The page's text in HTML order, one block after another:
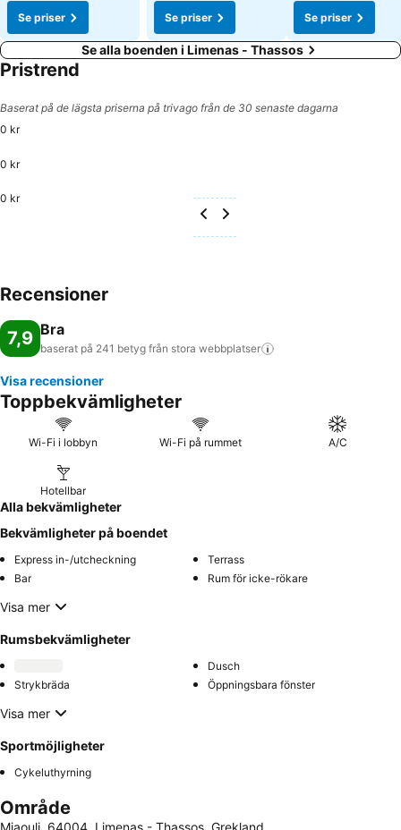
Se priser
Se priser
Se priser
Se alla boenden i Limenas - Thassos
Pristrend
Baserat på de lägsta priserna på trivago från de 30 senaste dagarna
0 kr
0 kr
0 kr
Recensioner
7,9 Bra
baserat på 241 betyg från stora webbplatser
Visa recensioner
Toppbekvämligheter
Wi-Fi i lobbyn Wi-Fi på rummet A/C
Hotellbar
Alla bekvämligheter
Bekvämligheter på boendet
Express in-/utcheckning
Terrass
Bar
Rum för icke-rökare
Visa mer
Rumsbekvämligheter
Dusch
Strykbräda
Öppningsbara fönster
Visa mer
Sportmöjligheter
Cykeluthyrning
Område
Miaouli, 64004, Limenas - Thassos, Grekland